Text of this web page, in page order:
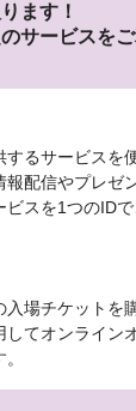
ます！
サービスを
するサービスを
報配信やプレゼ
ビスを1つのID
入場チケットを
してオンライン